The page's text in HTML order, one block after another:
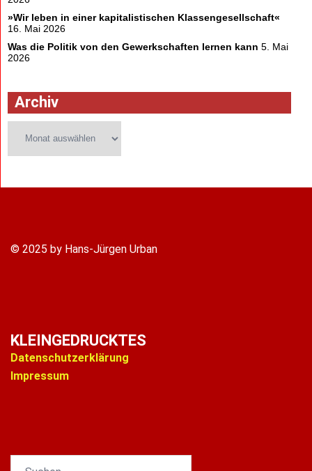
»Wir leben in einer kapitalistischen Klassengesellschaft«
16. Mai 2026
Was die Politik von den Gewerkschaften lernen kann 5. Mai
2026
Archiv
© 2025 by Hans-Jürgen Urban
KLEINGEDRUCKTES
Datenschutzerklärung
Impressum